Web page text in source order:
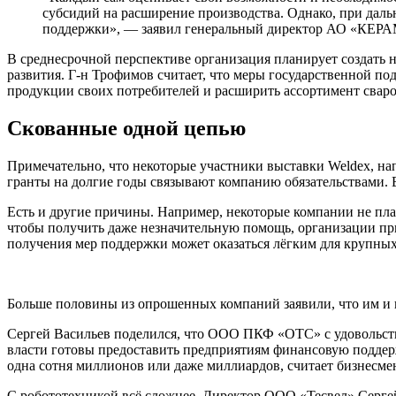
субсидий на расширение производства. Однако, при
поддержки», — заявил генеральный директор АО
В среднесрочной перспективе организация планирует
развития. Г-н Трофимов считает, что меры государственной
продукции своих потребителей и расширить ассортимент
Скованные одной цепью
Примечательно, что некоторые участники выставки Weldex,
гранты на долгие годы связывают компанию
Есть и другие причины. Например, некоторые компании не
чтобы получить даже незначительную помощь, организации
получения мер поддержки может оказаться лёгким для
Больше половины из опрошенных компаний заявили, что им и
Сергей Васильев поделился, что ООО ПКФ «ОТС» с
власти готовы предоставить предприятиям финансовую
одна сотня миллионов или даже миллиардов, считает